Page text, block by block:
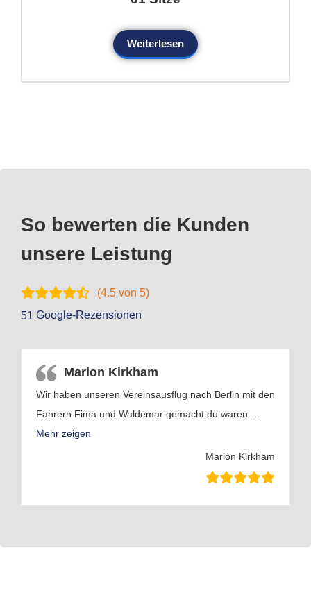
Weiterlesen
So bewerten die Kunden
unsere Leistung
(4.5 von 5)
51 Google-Rezensionen
Marion Kirkham
Wir haben unseren Vereinsausflug nach Berlin mit den
Fahrern Fima und Waldemar gemacht du waren…
Mehr zeigen
Marion Kirkham